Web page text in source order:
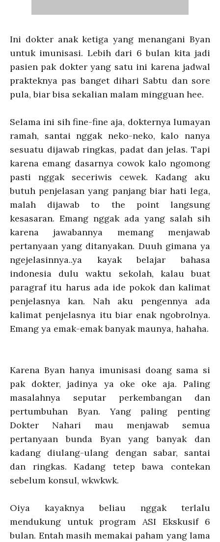
Ini dokter anak ketiga yang menangani Byan
untuk imunisasi. Lebih dari 6 bulan kita jadi
pasien pak dokter yang satu ini karena jadwal
prakteknya pas banget dihari Sabtu dan sore
pula, biar bisa sekalian malam mingguan hee.
Selama ini sih fine-fine aja, dokternya lumayan
ramah, santai nggak neko-neko, kalo nanya
sesuatu dijawab ringkas, padat dan jelas. Tapi
karena emang dasarnya cowok kalo ngomong
pasti nggak seceriwis cewek. Kadang aku
butuh penjelasan yang panjang biar hati lega,
malah dijawab to the point langsung
kesasaran. Emang nggak ada yang salah sih
karena jawabannya memang menjawab
pertanyaan yang ditanyakan. Duuh gimana ya
ngejelasinnya..ya kayak belajar bahasa
indonesia dulu waktu sekolah, kalau buat
paragraf itu harus ada ide pokok dan kalimat
penjelasnya kan. Nah aku pengennya ada
kalimat penjelasnya itu biar enak ngobrolnya.
Emang ya emak-emak banyak maunya, hahaha.
Karena Byan hanya imunisasi doang sama si
pak dokter, jadinya ya oke oke aja. Paling
masalahnya seputar perkembangan dan
pertumbuhan Byan. Yang paling penting
Dokter Nahari mau menjawab semua
pertanyaan bunda Byan yang banyak dan
kadang diulang-ulang dengan sabar, santai
dan ringkas. Kadang tetep bawa contekan
sebelum konsul, wkwkwk.
Oiya kayaknya beliau nggak terlalu
mendukung untuk program ASI Ekskusif 6
bulan. Entah masih memakai paham yang lama